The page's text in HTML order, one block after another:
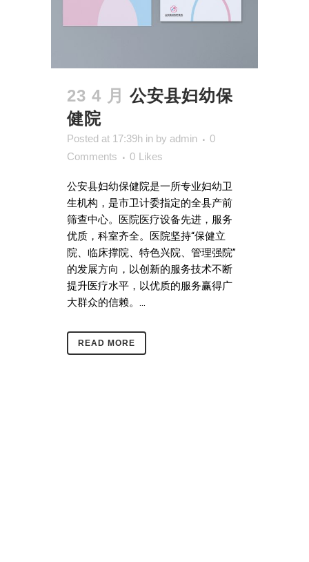
23 4 月 公安县妇幼保
健院
Posted at 17:39h in by admin
0
Comments
0 Likes
公安县妇幼保健院是一所专业妇幼卫
生机构，是市卫计委指定的全县产前
筛查中心。医院医疗设备先进，服务
优质，科室齐全。医院坚持“保健立
院、临床撑院、特色兴院、管理强院”
的发展方向，以创新的服务技术不断
提升医疗水平，以优质的服务赢得广
大群众的信赖。...
READ MORE